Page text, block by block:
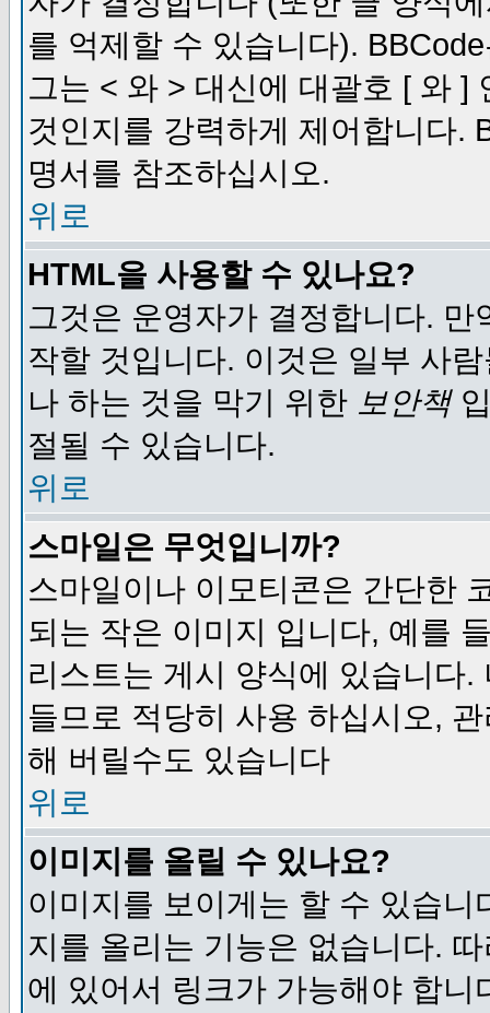
를 억제할 수 있습니다).
그는 < 와 > 대신에 대괄호 [ 와 ]
것인지를 강력하게 제어합니다.
명서를 참조하십시오.
위로
HTML을 사용할 수 있나요?
그것은 운영자가 결정합니다.
작할 것입니다. 이것은 일부 사
나 하는 것을 막기 위한 보안책
절될 수 있습니다.
위로
스마일은 무엇입니까?
스마일이나 이모티콘은 간단한
되는 작은 이미지 입니다, 예를
리스트는 게시 양식에 있습니다
들므로 적당히 사용 하십시오,
해 버릴수도 있습니다
위로
이미지를 올릴 수 있나요?
이미지를 보이게는 할 수 있습
지를 올리는 기능은 없습니다.
에 있어서 링크가 가능해야 합